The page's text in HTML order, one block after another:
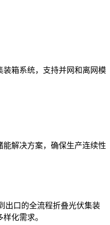
箱系统，支持并网和离网模
解决方案，确保生产连续性
出口的全流程折叠光伏集装
化需求。